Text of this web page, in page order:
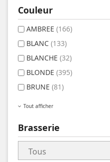
Couleur
AMBREE (166)
BLANC (133)
BLANCHE (32)
BLONDE (395)
BRUNE (81)
Tout afficher
Brasserie